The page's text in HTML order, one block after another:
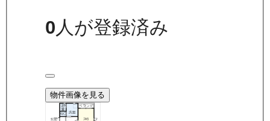
0人が登録済み
物件画像を見る